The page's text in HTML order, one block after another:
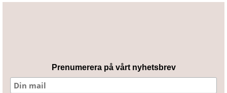
Prenumerera på vårt nyhetsbrev